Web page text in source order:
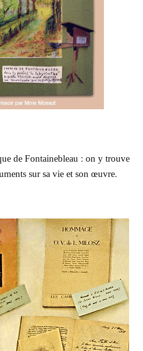
de Fontainebleau : on y trouve
sur sa vie et son œuvre.